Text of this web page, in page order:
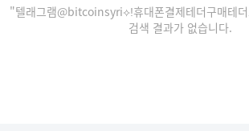
"텔래그램@bitcoinsyri⟡ǃ휴대폰결제테더구매테
검색 결과가 없습니다.